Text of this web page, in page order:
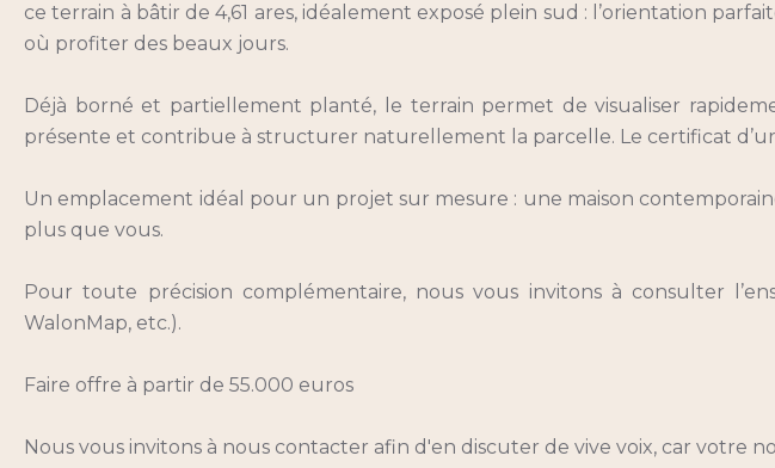
ce terrain à bâtir de 4,61 ares, idéalement exposé plein sud : l’orientation
où profiter des beaux jours.
Déjà borné et partiellement planté, le terrain permet de visualiser
présente et contribue à structurer naturellement la parcelle. Le certificat
Un emplacement idéal pour un projet sur mesure : une maison
plus que vous.
Pour toute précision complémentaire, nous vous invitons à consulter
WalonMap, etc.).
Faire offre à partir de 55.000 euros
Nous vous invitons à nous contacter afin d'en discuter de vive voix, car votre